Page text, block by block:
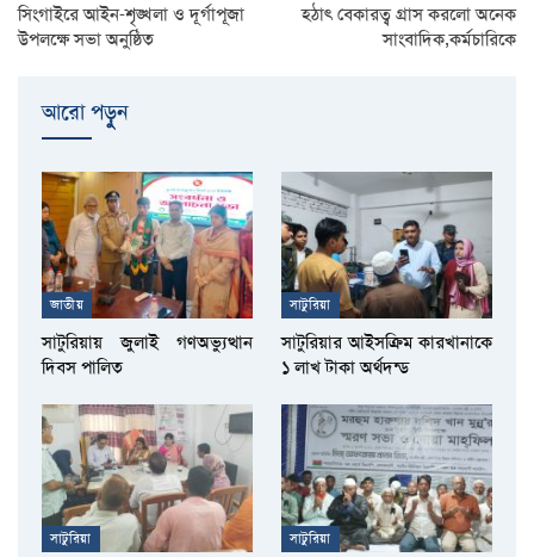
সিংগাইরে আইন-শৃঙ্খলা ও দূর্গাপূজা
উপলক্ষে সভা অনুষ্ঠিত
হঠাৎ বেকারত্ব গ্রাস করলো অনেক
সাংবাদিক,কর্মচারিকে
আরো পড়ুুন
জাতীয়
সাটুরিয়ায় জুলাই গণঅভ্যুত্থান
দিবস পালিত
সাটুরিয়া
সাটুরিয়ার আইসক্রিম কারখানাকে
১ লাখ টাকা অর্থদন্ড
সাটুরিয়া সাটুরিয়া